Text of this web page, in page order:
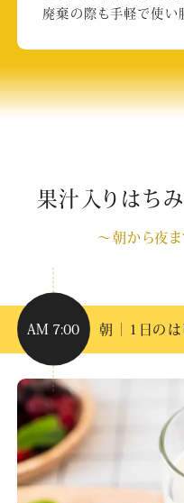
廃棄の際も手軽で使い
果汁入りはち
～朝から夜
AM 7:00 朝｜1日のは